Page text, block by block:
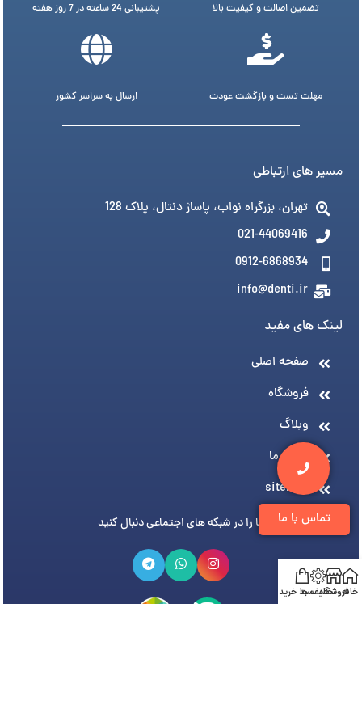
تماس با ما
تضمین اصالت و کیفیت بالا پشتیبانی 24 ساعته در 7 روز هفته
مهلت تست و بازگشت عودت ارسال به سراسر کشور
مسیر های ارتباطی
تهران، بزرگراه نواب، پاساژ دنتال، پلاک 128
021-44069416
0912-6868934
info@denti.ir
لینک های مفید
صفحه اصلی
فروشگاه
وبلاگ
درباره ما
sitemap
ما را در شبکه های اجتماعی دنبال کنید
خانهفروشگاه
تخفیف هاسبد خرید